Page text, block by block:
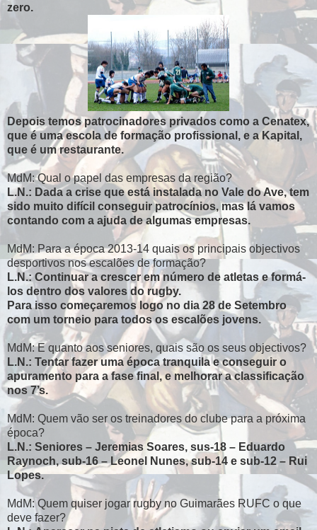
zero.
Depois temos patrocinadores privados como a Cenatex,
que é uma escola de formação profissional, e a Kapital,
que é um restaurante.
MdM: Qual o papel das empresas da região?
L.N.: Dada a crise que está instalada no Vale do Ave, tem
sido muito difícil conseguir patrocínios, mas lá vamos
contando com a ajuda de algumas empresas.
MdM: Para a época 2013-14 quais os principais objectivos
desportivos nos escalões de formação?
L.N.: Continuar a crescer em número de atletas e formá-
los dentro dos valores do rugby.
Para isso começaremos logo no dia 28 de Setembro
com um torneio para todos os escalões jovens.
MdM: E quanto aos seniores, quais são os seus objectivos?
L.N.: Tentar fazer uma época tranquila e conseguir o
apuramento para a fase final, e melhorar a classificação
nos 7’s.
MdM: Quem vão ser os treinadores do clube para a próxima
época?
L.N.: Seniores – Jeremias Soares, sus-18 – Eduardo
Raynoch, sub-16 – Leonel Nunes, sub-14 e sub-12 – Rui
Lopes.
MdM: Quem quiser jogar rugby no Guimarães RUFC o que
deve fazer?